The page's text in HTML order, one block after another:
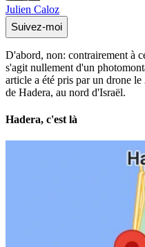
Julien Caloz
Suivez-moi
D'abord, non: contrairement à
s'agit nullement d'un
article a été pris par un drone
de Hadera, au nord d'Israël.
Hadera, c'est là